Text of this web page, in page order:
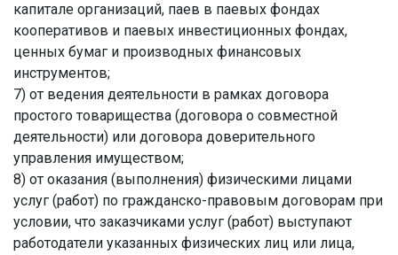
капитале организаций, паев в паевых фондах
кооперативов и паевых инвестиционных фондах,
ценных бумаг и производных финансовых
инструментов;
7) от ведения деятельности в рамках договора
простого товарищества (договора о совместной
деятельности) или договора доверительного
управления имуществом;
8) от оказания (выполнения) физическими лицами
услуг (работ) по гражданско-правовым договорам при
условии, что заказчиками услуг (работ) выступают
работодатели указанных физических лиц или лица,